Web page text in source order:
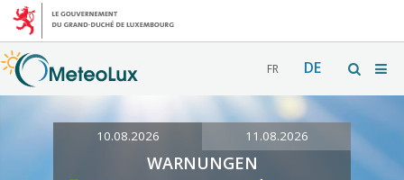
FR DE
10.08.2026 11.08.2026
WARNUNGEN